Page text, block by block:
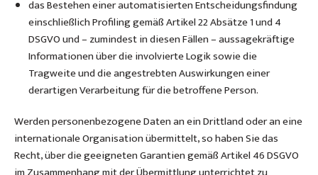
das Bestehen einer automatisierten Entscheidungsfindung
einschließlich Profiling gemäß Artikel 22 Absätze 1 und 4
DSGVO und – zumindest in diesen Fällen – aussagekräftige
Informationen über die involvierte Logik sowie die
Tragweite und die angestrebten Auswirkungen einer
derartigen Verarbeitung für die betroffene Person.
Werden personenbezogene Daten an ein Drittland oder an eine
internationale Organisation übermittelt, so haben Sie das
Recht, über die geeigneten Garantien gemäß Artikel 46 DSGVO